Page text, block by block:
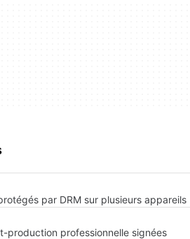
par DRM sur plusieurs appareils
production professionnelle signées